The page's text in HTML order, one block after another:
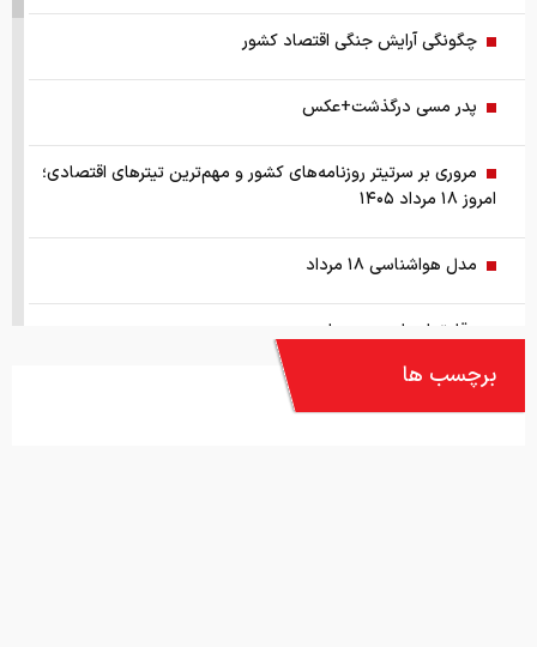
برچسب ها
چگونگی آرایش جنگی اقتصاد کشور
پدر مسی درگذشت+عکس
مروری بر سرتیتر روزنامه‌های کشور و مهم‌ترین تیترهای اقتصادی؛
امروز ۱۸ مرداد ۱۴۰۵
مدل هواشناسی ۱۸ مرداد
دقایق ابتدایی بورس امروز
آمار ذخایر نفت دشمن در حال توافق